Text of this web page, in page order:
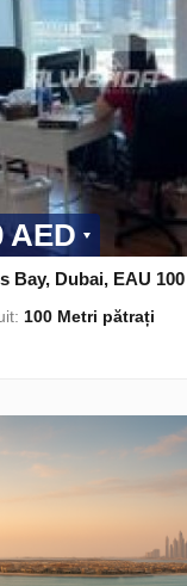
AED
Bay, Dubai, EAU
100 Metri pătrați